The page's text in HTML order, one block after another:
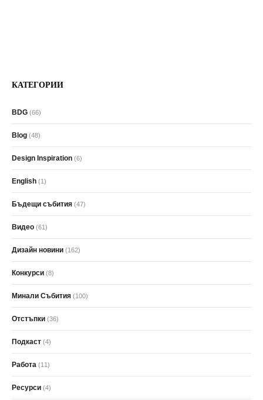
КАТЕГОРИИ
BDG (66)
Blog (48)
Design Inspiration (6)
English (1)
Бъдещи събития (47)
Видео (61)
Дизайн новини (162)
Конкурси (8)
Минали Събития (100)
Отстъпки (36)
Подкаст (4)
Работа (11)
Ресурси (4)